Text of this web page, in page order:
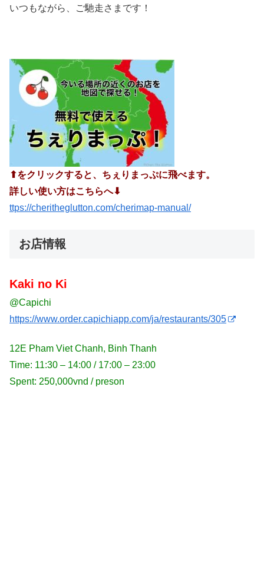
いつもながら、ご馳走さまです！
⬆︎をクリックすると、ちぇりまっぷに飛べます。
詳しい使い方はこちらへ⬇︎
ttps://cheritheglutton.com/cherimap-manual/
お店情報
Kaki no Ki
@Capichi
https://www.order.capichiapp.com/ja/restaurants/305
12E Pham Viet Chanh, Binh Thanh
Time: 11:30 – 14:00 / 17:00 – 23:00
Spent: 250,000vnd / preson